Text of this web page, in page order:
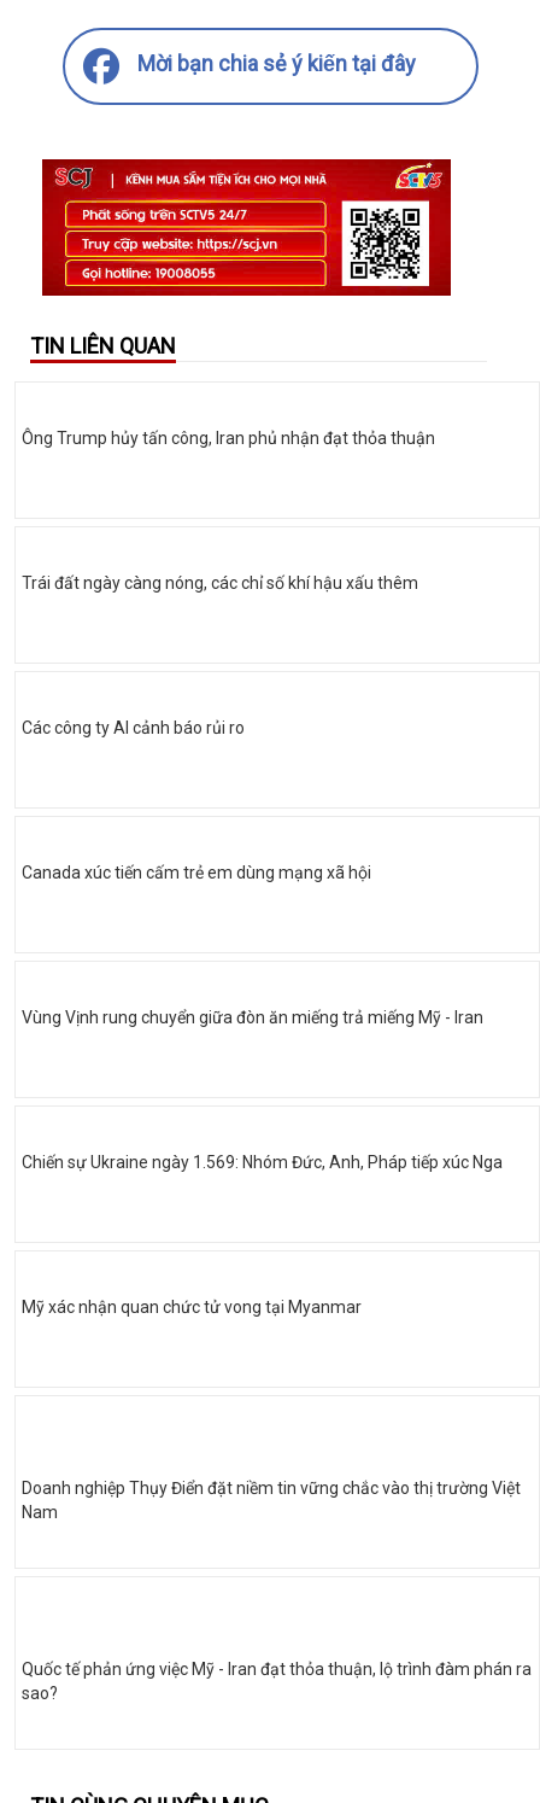
Mời bạn chia sẻ ý kiến tại đây
TIN LIÊN QUAN
Ông Trump hủy tấn công, Iran phủ nhận đạt thỏa thuận
Trái đất ngày càng nóng, các chỉ số khí hậu xấu thêm
Các công ty AI cảnh báo rủi ro
Canada xúc tiến cấm trẻ em dùng mạng xã hội
Vùng Vịnh rung chuyển giữa đòn ăn miếng trả miếng Mỹ - Iran
Chiến sự Ukraine ngày 1.569: Nhóm Đức, Anh, Pháp tiếp xúc Nga
Mỹ xác nhận quan chức tử vong tại Myanmar
Doanh nghiệp Thụy Điển đặt niềm tin vững chắc vào thị trường Việt
Nam
Quốc tế phản ứng việc Mỹ - Iran đạt thỏa thuận, lộ trình đàm phán ra
sao?